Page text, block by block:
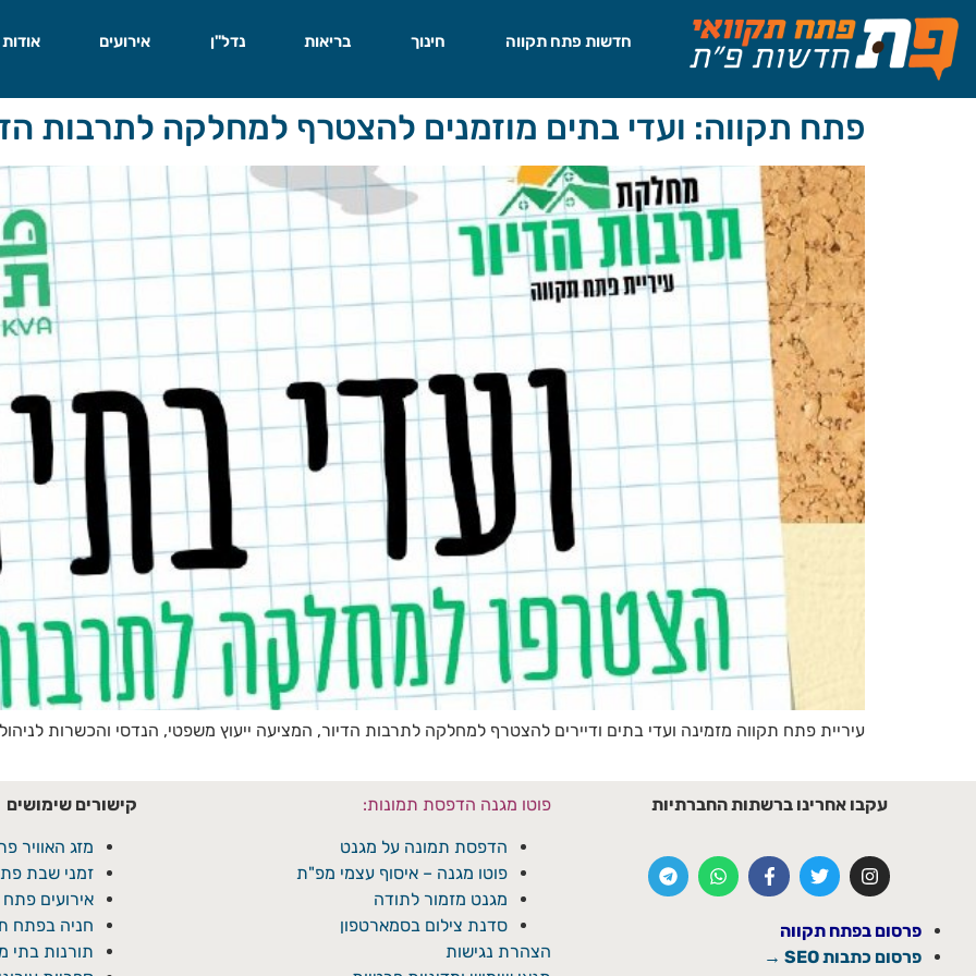
לתוכן
חדשות פתח תקווה חינוך בריאות נדל"ן אירועים אודות
פתח תקווה: ועדי בתים מוזמנים להצטרף למחלקה לתרבות
עיריית פתח תקווה מזמינה ועדי בתים ודיירים להצטרף למחלקה לתרבות הדיור, המציעה ייעוץ משפטי, הנדסי והכשרות
עקבו אחרינו ברשתות החברתיות
פרסום בפתח תקווה
פרסום כתבות SEO →
פוטו מגנה הדפסת תמונות:
הדפסת תמונה על מגנט
פוטו מגנה – איסוף עצמי מפ"ת
מגנט מזמור לתודה
סדנת צילום בסמארטפון
הצהרת נגישות
קישורים שימושים
מזג האוויר
זמני שבת
אירועים
חניה בפתח
תורנות